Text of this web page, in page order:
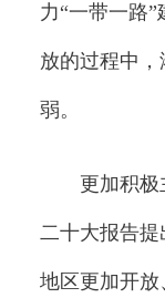
力“一带一路
放的过程中
弱。
更加积极主
二十大报告
地区更加开